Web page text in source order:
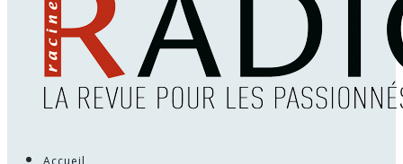
Accueil